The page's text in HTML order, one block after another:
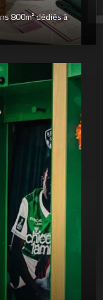
800m² dédiés à